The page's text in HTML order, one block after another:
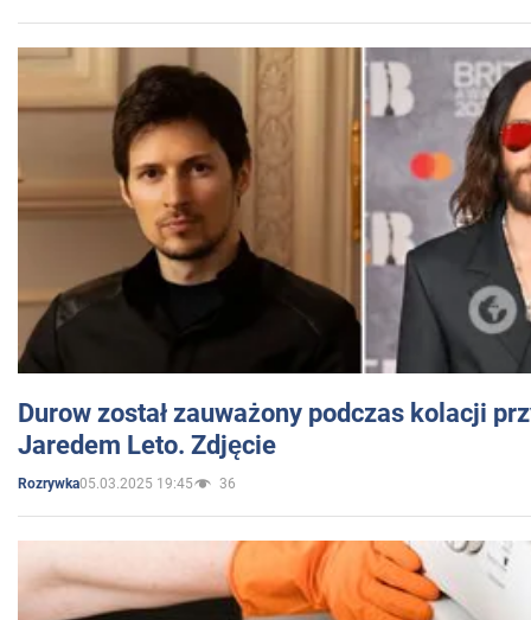
Durow został zauważony podczas kolacji
Jaredem Leto. Zdjęcie
Rozrywka05.03.2025 19:45 36